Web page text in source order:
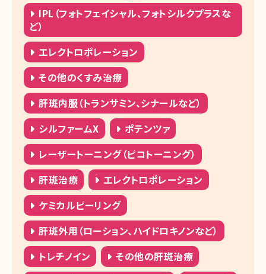
IPL（フォトフェイシャル、フォトシルクプラスな
ど）
エレクトロポレーション
その他のくすみ治療
肝斑内服（トランサミン、シナールなど）
シルファームX
ポテンツァ
レーザートーニング（ピコトーニング）
肝斑治療
エレクトロポレーション
ケミカルピーリング
肝斑外用（ローション、ハイドロキノンなど）
トレチノイン
その他の肝斑治療